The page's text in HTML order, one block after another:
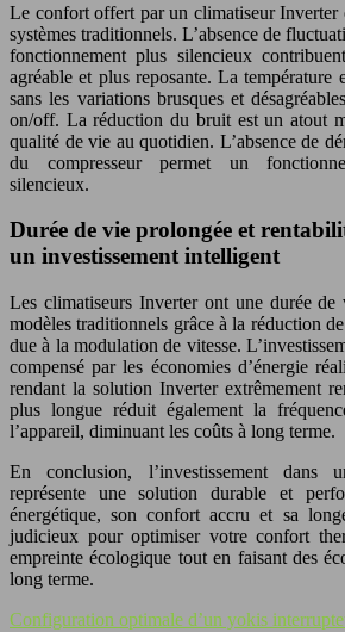
Le confort offert par un climatiseur Inverter
systèmes traditionnels. L’absence de
fonctionnement plus silencieux
agréable et plus reposante. La température
sans les variations brusques et
on/off. La réduction du bruit est un atout
qualité de vie au quotidien. L’absence de
du compresseur permet un
silencieux.
Durée de vie prolongée et
un investissement intelligent
Les climatiseurs Inverter ont une durée
modèles traditionnels grâce à la réduction
due à la modulation de vitesse.
compensé par les économies d’énergie
rendant la solution Inverter extrêmement
plus longue réduit également la
l’appareil, diminuant les coûts à long terme.
En conclusion, l’investissement dans
représente une solution durable et
énergétique, son confort accru et sa
judicieux pour optimiser votre confort
empreinte écologique tout en faisant des
long terme.
Configuration optimale d’un yokis